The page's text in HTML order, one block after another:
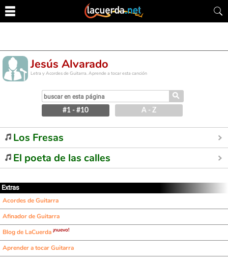
Jesús Alvarado
Letra y Acordes de Guitarra. Aprende a tocar esta canción
⚲
#1 - #10 A - Z
Los Fresas
El poeta de las calles
Extras
Acordes de Guitarra
Afinador de Guitarra
Blog de LaCuerda ¡nuevo!
Aprender a tocar Guitarra